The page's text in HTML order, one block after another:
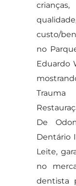
custo/
no
Eduardo
Trauma
De
Dentário
Leite,
no
dentista